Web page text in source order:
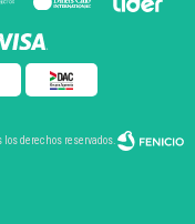
derechos reservados.